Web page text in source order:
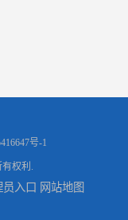
号-1
权利.
员入口 网站地图